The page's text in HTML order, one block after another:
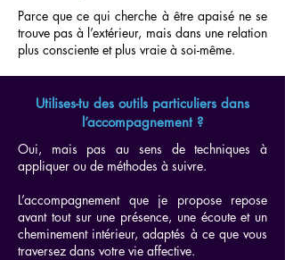
Parce que ce qui cherche à être apaisé ne se
trouve pas à l’extérieur, mais dans une relation
plus consciente et plus vraie à soi-même.
Utilises-tu des outils particuliers dans
l’accompagnement ?
Oui, mais pas au sens de techniques à
appliquer ou de méthodes à suivre.
L’accompagnement que je propose repose
avant tout sur une présence, une écoute et un
cheminement intérieur, adaptés à ce que vous
traversez dans votre vie affective.